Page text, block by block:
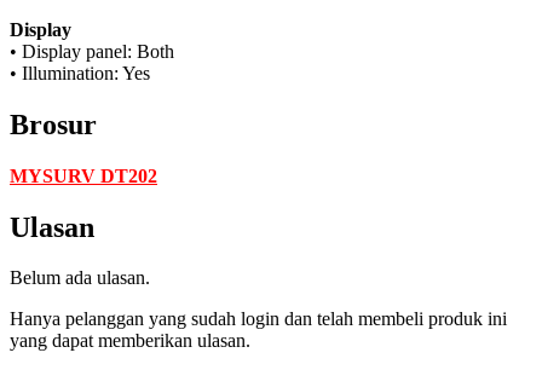
Display
• Display panel: Both
• Illumination: Yes
Brosur
MYSURV DT202
Ulasan
Belum ada ulasan.
Hanya pelanggan yang sudah login dan telah membeli produk ini
yang dapat memberikan ulasan.